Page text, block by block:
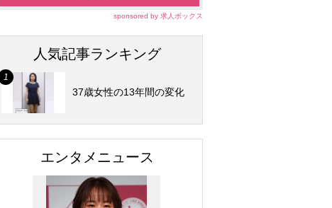
sponsored by 求人ボックス
人気記事ランキング
37歳女性の13年間の変化
エンタメニュース